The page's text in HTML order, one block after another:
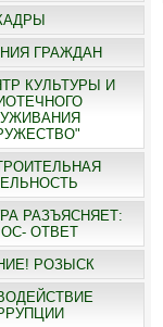
ГРАЖДАН
КУЛЬТУРЫ И
РАЗЪЯСНЯЕТ:
ОТВЕТ
РОЗЫСК